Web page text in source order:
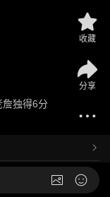
詹独得6分
收藏
分享